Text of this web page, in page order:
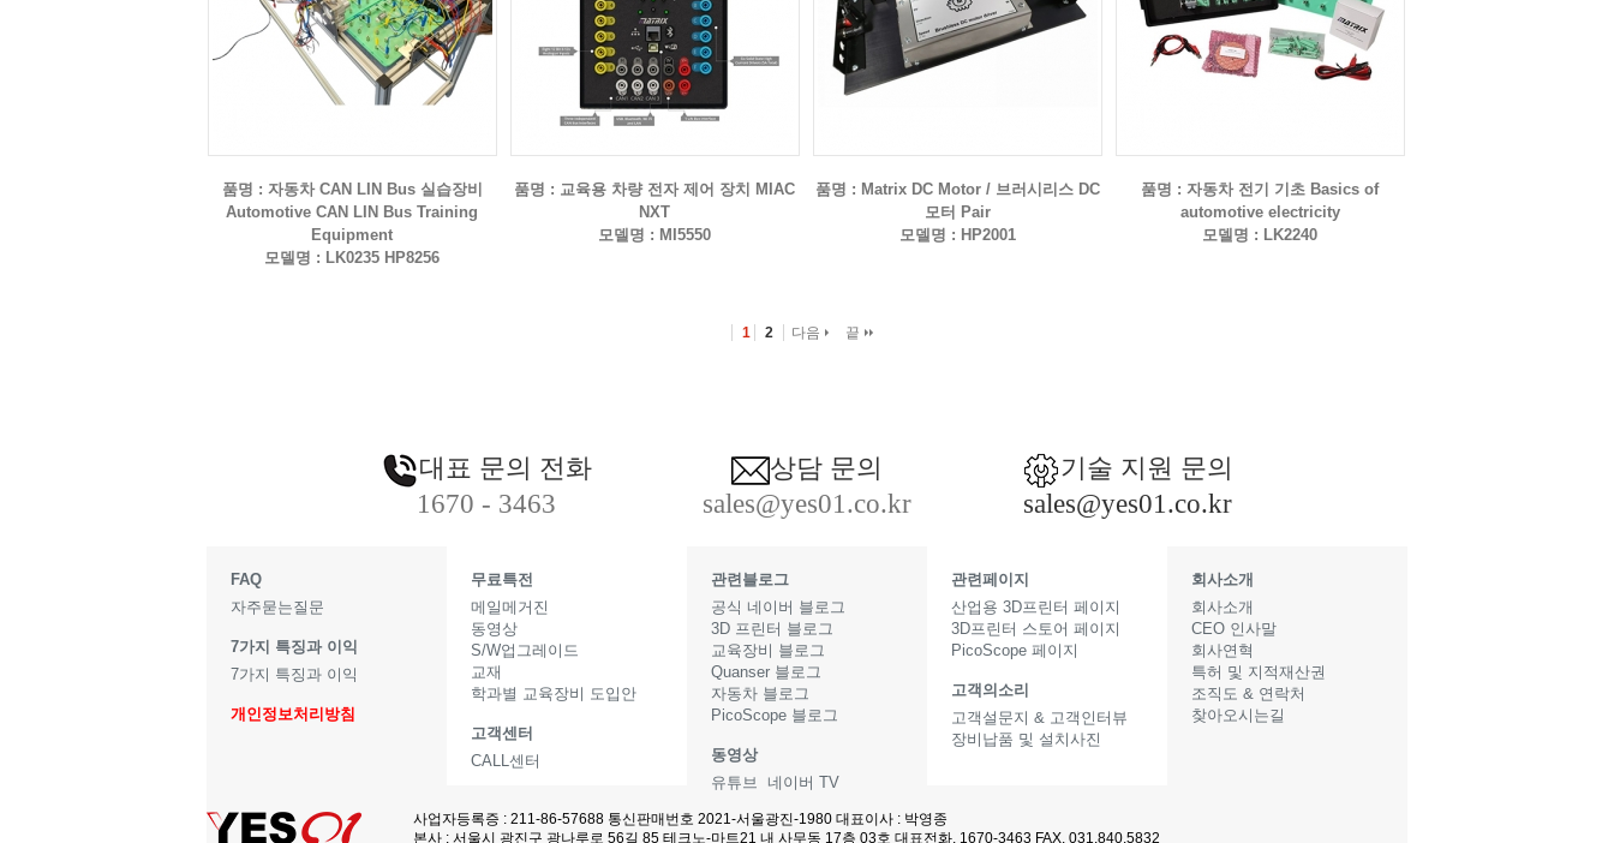
품명 : 자동차 CAN LIN Bus 실습장비
Automotive CAN LIN Bus Training
Equipment
모델명 : LK0235 HP8256
품명 : 교육용 차량 전자 제어 장치 MIAC
NXT
모델명 : MI5550
품명 : Matrix DC Motor / 브러시리스 DC
모터 Pair
모델명 : HP2001
품명 : 자동차 전기 기초 Basics of
automotive electricity
모델명 : LK2240
1 2 다음 끝
대표 문의 전화
1670 - 3463
상담 문의
sales@yes01.co.kr
기술 지원 문의
sales@yes01.co.kr
FAQ
자주묻는질문
7가지 특징과 이익
7가지 특징과 이익
개인정보처리방침
무료특전
메일메거진
동영상
S/W업그레이드
교재
학과별 교육장비 도입안
고객센터
CALL센터
관련블로그
공식 네이버 블로그
3D 프린터 블로그
교육장비 블로그
Quanser 블로그
자동차 블로그
PicoScope 블로그
동영상
유튜브
네이버 TV
관련페이지
산업용 3D프린터 페이지
3D프린터 스토어 페이지
PicoScope 페이지
고객의소리
고객설문지 & 고객인터뷰
장비납품 및 설치사진
회사소개
회사소개
CEO 인사말
회사연혁
특허 및 지적재산권
조직도 & 연락처
찾아오시는길
사업자등록증 : 211-86-57688 통신판매번호 2021-서울광진-1980 대표이사 : 박영종
본사 : 서울시 광진구 광나루로 56길 85 테크노-마트21 내 사무동 17층 03호 대표전화. 1670-3463 FAX. 031.840.5832